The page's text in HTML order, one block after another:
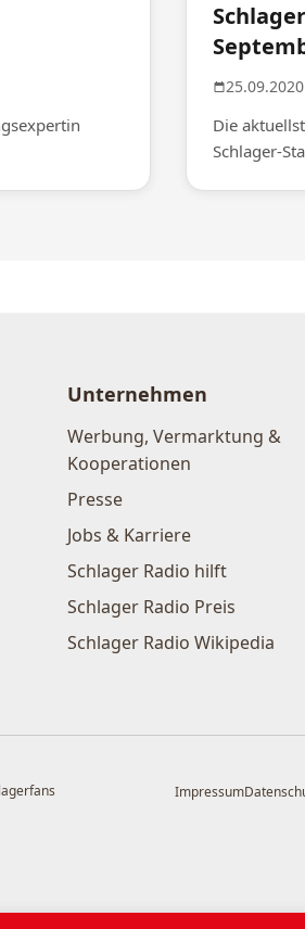
25.09.2020
Die
Schlager-
Unternehmen
Werbung, Vermarktung &
Kooperationen
Presse
Jobs & Karriere
Schlager Radio hilft
Schlager Radio Preis
Schlager Radio Wikipedia
Impressum